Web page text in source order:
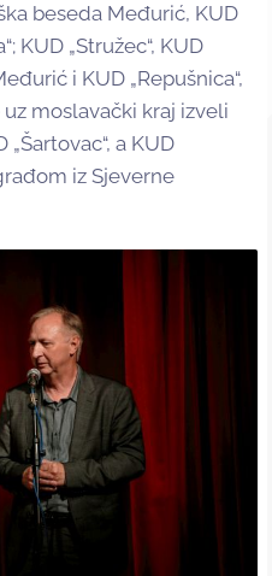
beseda Međurić, KUD
KUD „Stružec“, KUD
i KUD „Repušnica“,
moslavački kraj izveli
„Šartovac“, a KUD
iz Sjeverne